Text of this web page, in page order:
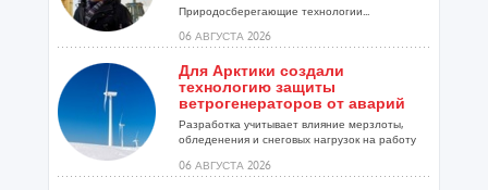
Природосберегающие технологии...
06 АВГУСТА 2026
Для Арктики создали
технологию защиты
ветрогенераторов от аварий
Разработка учитывает влияние мерзлоты,
обледенения и снеговых нагрузок на работу
06 АВГУСТА 2026